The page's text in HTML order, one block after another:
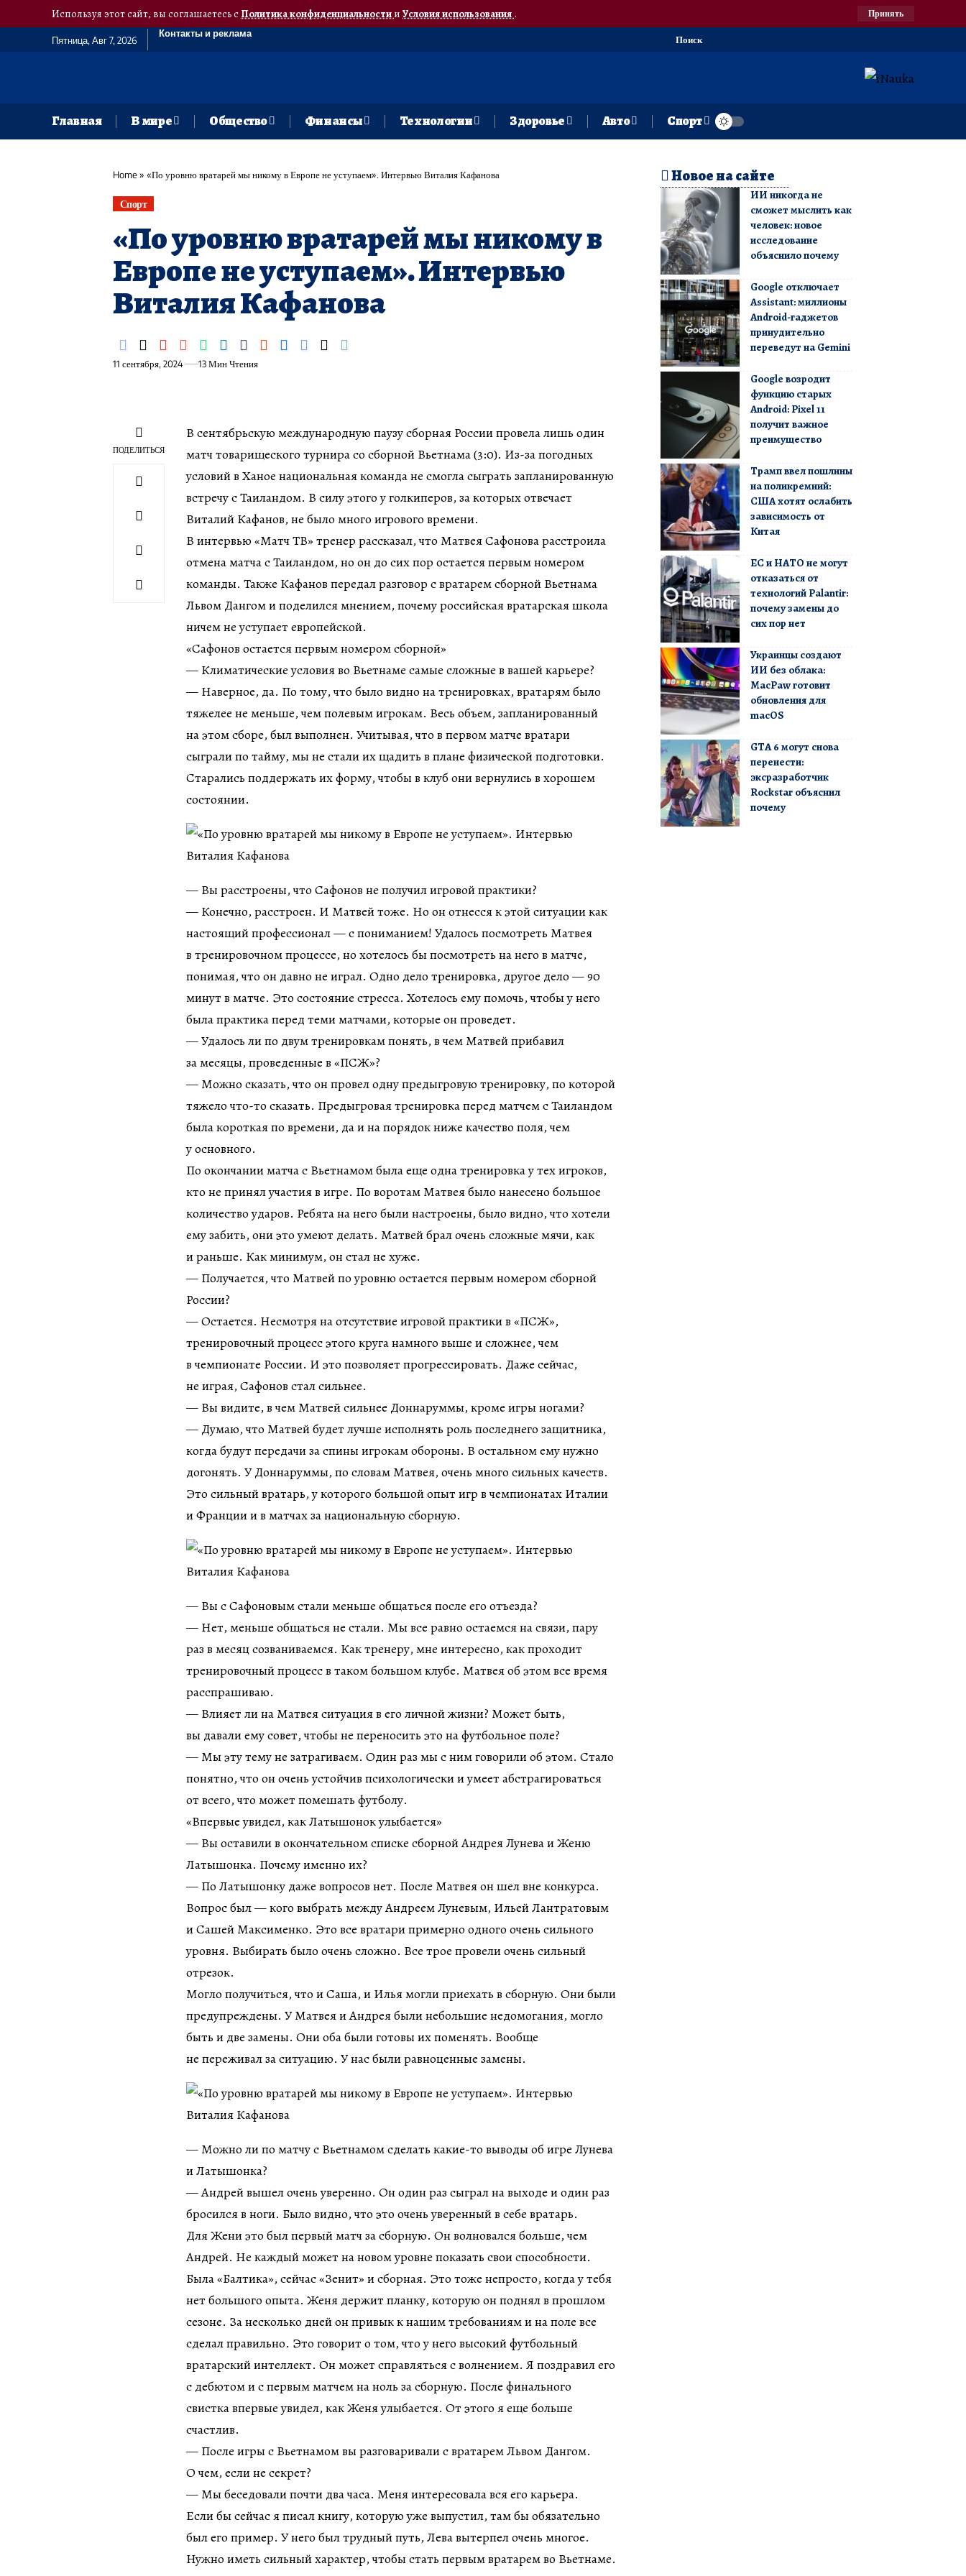
Используя этот сайт, вы соглашаетесь сПолитика конфиденциальностии Условия использования. Принять
Пятница, Авг 7, 2026
Контакты и реклама
Поиск
Главная В мире Общество Финансы Технологии Здоровье Авто Спорт
Home» «По уровню вратарей мы никому в Европе не уступаем». Интервью Виталия Кафанова
Спорт
«По уровню вратарей мы никому в
Европе не уступаем». Интервью
Виталия Кафанова
11 сентября, 2024 13 Мин Чтения
ПОДЕЛИТЬСЯ
В сентябрьскую международную паузу сборная России провела лишь один
матч товарищеского турнира со сборной Вьетнама (3:0). Из-за погодных
условий в Ханое национальная команда не смогла сыграть запланированную
встречу с Таиландом. В силу этого у голкиперов, за которых отвечает
Виталий Кафанов, не было много игрового времени.
В интервью «Матч ТВ» тренер рассказал, что Матвея Сафонова расстроила
отмена матча с Таиландом, но он до сих пор остается первым номером
команды. Также Кафанов передал разговор с вратарем сборной Вьетнама
Львом Дангом и поделился мнением, почему российская вратарская школа
ничем не уступает европейской.
«Сафонов остается первым номером сборной»
— Климатические условия во Вьетнаме самые сложные в вашей карьере?
— Наверное, да. По тому, что было видно на тренировках, вратарям было
тяжелее не меньше, чем полевым игрокам. Весь объем, запланированный
на этом сборе, был выполнен. Учитывая, что в первом матче вратари
сыграли по тайму, мы не стали их щадить в плане физической подготовки.
Старались поддержать их форму, чтобы в клуб они вернулись в хорошем
состоянии.
— Вы расстроены, что Сафонов не получил игровой практики?
— Конечно, расстроен. И Матвей тоже. Но он отнесся к этой ситуации как
настоящий профессионал — с пониманием! Удалось посмотреть Матвея
в тренировочном процессе, но хотелось бы посмотреть на него в матче,
понимая, что он давно не играл. Одно дело тренировка, другое дело — 90
минут в матче. Это состояние стресса. Хотелось ему помочь, чтобы у него
была практика перед теми матчами, которые он проведет.
— Удалось ли по двум тренировкам понять, в чем Матвей прибавил
за месяцы, проведенные в «ПСЖ»?
— Можно сказать, что он провел одну предыгровую тренировку, по которой
тяжело что-то сказать. Предыгровая тренировка перед матчем с Таиландом
была короткая по времени, да и на порядок ниже качество поля, чем
у основного.
По окончании матча с Вьетнамом была еще одна тренировка у тех игроков,
кто не принял участия в игре. По воротам Матвея было нанесено большое
количество ударов. Ребята на него были настроены, было видно, что хотели
ему забить, они это умеют делать. Матвей брал очень сложные мячи, как
и раньше. Как минимум, он стал не хуже.
— Получается, что Матвей по уровню остается первым номером сборной
России?
— Остается. Несмотря на отсутствие игровой практики в «ПСЖ»,
тренировочный процесс этого круга намного выше и сложнее, чем
в чемпионате России. И это позволяет прогрессировать. Даже сейчас,
не играя, Сафонов стал сильнее.
— Вы видите, в чем Матвей сильнее Доннаруммы, кроме игры ногами?
— Думаю, что Матвей будет лучше исполнять роль последнего защитника,
когда будут передачи за спины игрокам обороны. В остальном ему нужно
догонять. У Доннаруммы, по словам Матвея, очень много сильных качеств.
Это сильный вратарь, у которого большой опыт игр в чемпионатах Италии
и Франции и в матчах за национальную сборную.
— Вы с Сафоновым стали меньше общаться после его отъезда?
— Нет, меньше общаться не стали. Мы все равно остаемся на связи, пару
раз в месяц созваниваемся. Как тренеру, мне интересно, как проходит
тренировочный процесс в таком большом клубе. Матвея об этом все время
расспрашиваю.
— Влияет ли на Матвея ситуация в его личной жизни? Может быть,
вы давали ему совет, чтобы не переносить это на футбольное поле?
— Мы эту тему не затрагиваем. Один раз мы с ним говорили об этом. Стало
понятно, что он очень устойчив психологически и умеет абстрагироваться
от всего, что может помешать футболу.
«Впервые увидел, как Латышонок улыбается»
— Вы оставили в окончательном списке сборной Андрея Лунева и Женю
Латышонка. Почему именно их?
— По Латышонку даже вопросов нет. После Матвея он шел вне конкурса.
Вопрос был — кого выбрать между Андреем Луневым, Ильей Лантратовым
и Сашей Максименко. Это все вратари примерно одного очень сильного
уровня. Выбирать было очень сложно. Все трое провели очень сильный
отрезок.
Могло получиться, что и Саша, и Илья могли приехать в сборную. Они были
предупреждены. У Матвея и Андрея были небольшие недомогания, могло
быть и две замены. Они оба были готовы их поменять. Вообще
не переживал за ситуацию. У нас были равноценные замены.
— Можно ли по матчу с Вьетнамом сделать какие-то выводы об игре Лунева
и Латышонка?
— Андрей вышел очень уверенно. Он один раз сыграл на выходе и один раз
бросился в ноги. Было видно, что это очень уверенный в себе вратарь.
Для Жени это был первый матч за сборную. Он волновался больше, чем
Андрей. Не каждый может на новом уровне показать свои способности.
Была «Балтика», сейчас «Зенит» и сборная. Это тоже непросто, когда у тебя
нет большого опыта. Женя держит планку, которую он поднял в прошлом
сезоне. За несколько дней он привык к нашим требованиям и на поле все
сделал правильно. Это говорит о том, что у него высокий футбольный
вратарский интеллект. Он может справляться с волнением. Я поздравил его
с дебютом и с первым матчем на ноль за сборную. После финального
свистка впервые увидел, как Женя улыбается. От этого я еще больше
счастлив.
— После игры с Вьетнамом вы разговаривали с вратарем Львом Дангом.
О чем, если не секрет?
— Мы беседовали почти два часа. Меня интересовала вся его карьера.
Если бы сейчас я писал книгу, которую уже выпустил, там бы обязательно
был его пример. У него был трудный путь, Лева вытерпел очень многое.
Нужно иметь сильный характер, чтобы стать первым вратарем во Вьетнаме.
Новое на сайте
ИИ никогда не
сможет мыслить как
человек: новое
исследование
объяснило почему
Google отключает
Assistant: миллионы
Android-гаджетов
принудительно
переведут на Gemini
Google возродит
функцию старых
Android: Pixel 11
получит важное
преимущество
Трамп ввел пошлины
на поликремний:
США хотят ослабить
зависимость от
Китая
ЕС и НАТО не могут
отказаться от
технологий Palantir:
почему замены до
сих пор нет
Украинцы создают
ИИ без облака:
MacPaw готовит
обновления для
macOS
GTA 6 могут снова
перенести:
эксразработчик
Rockstar объяснил
почему